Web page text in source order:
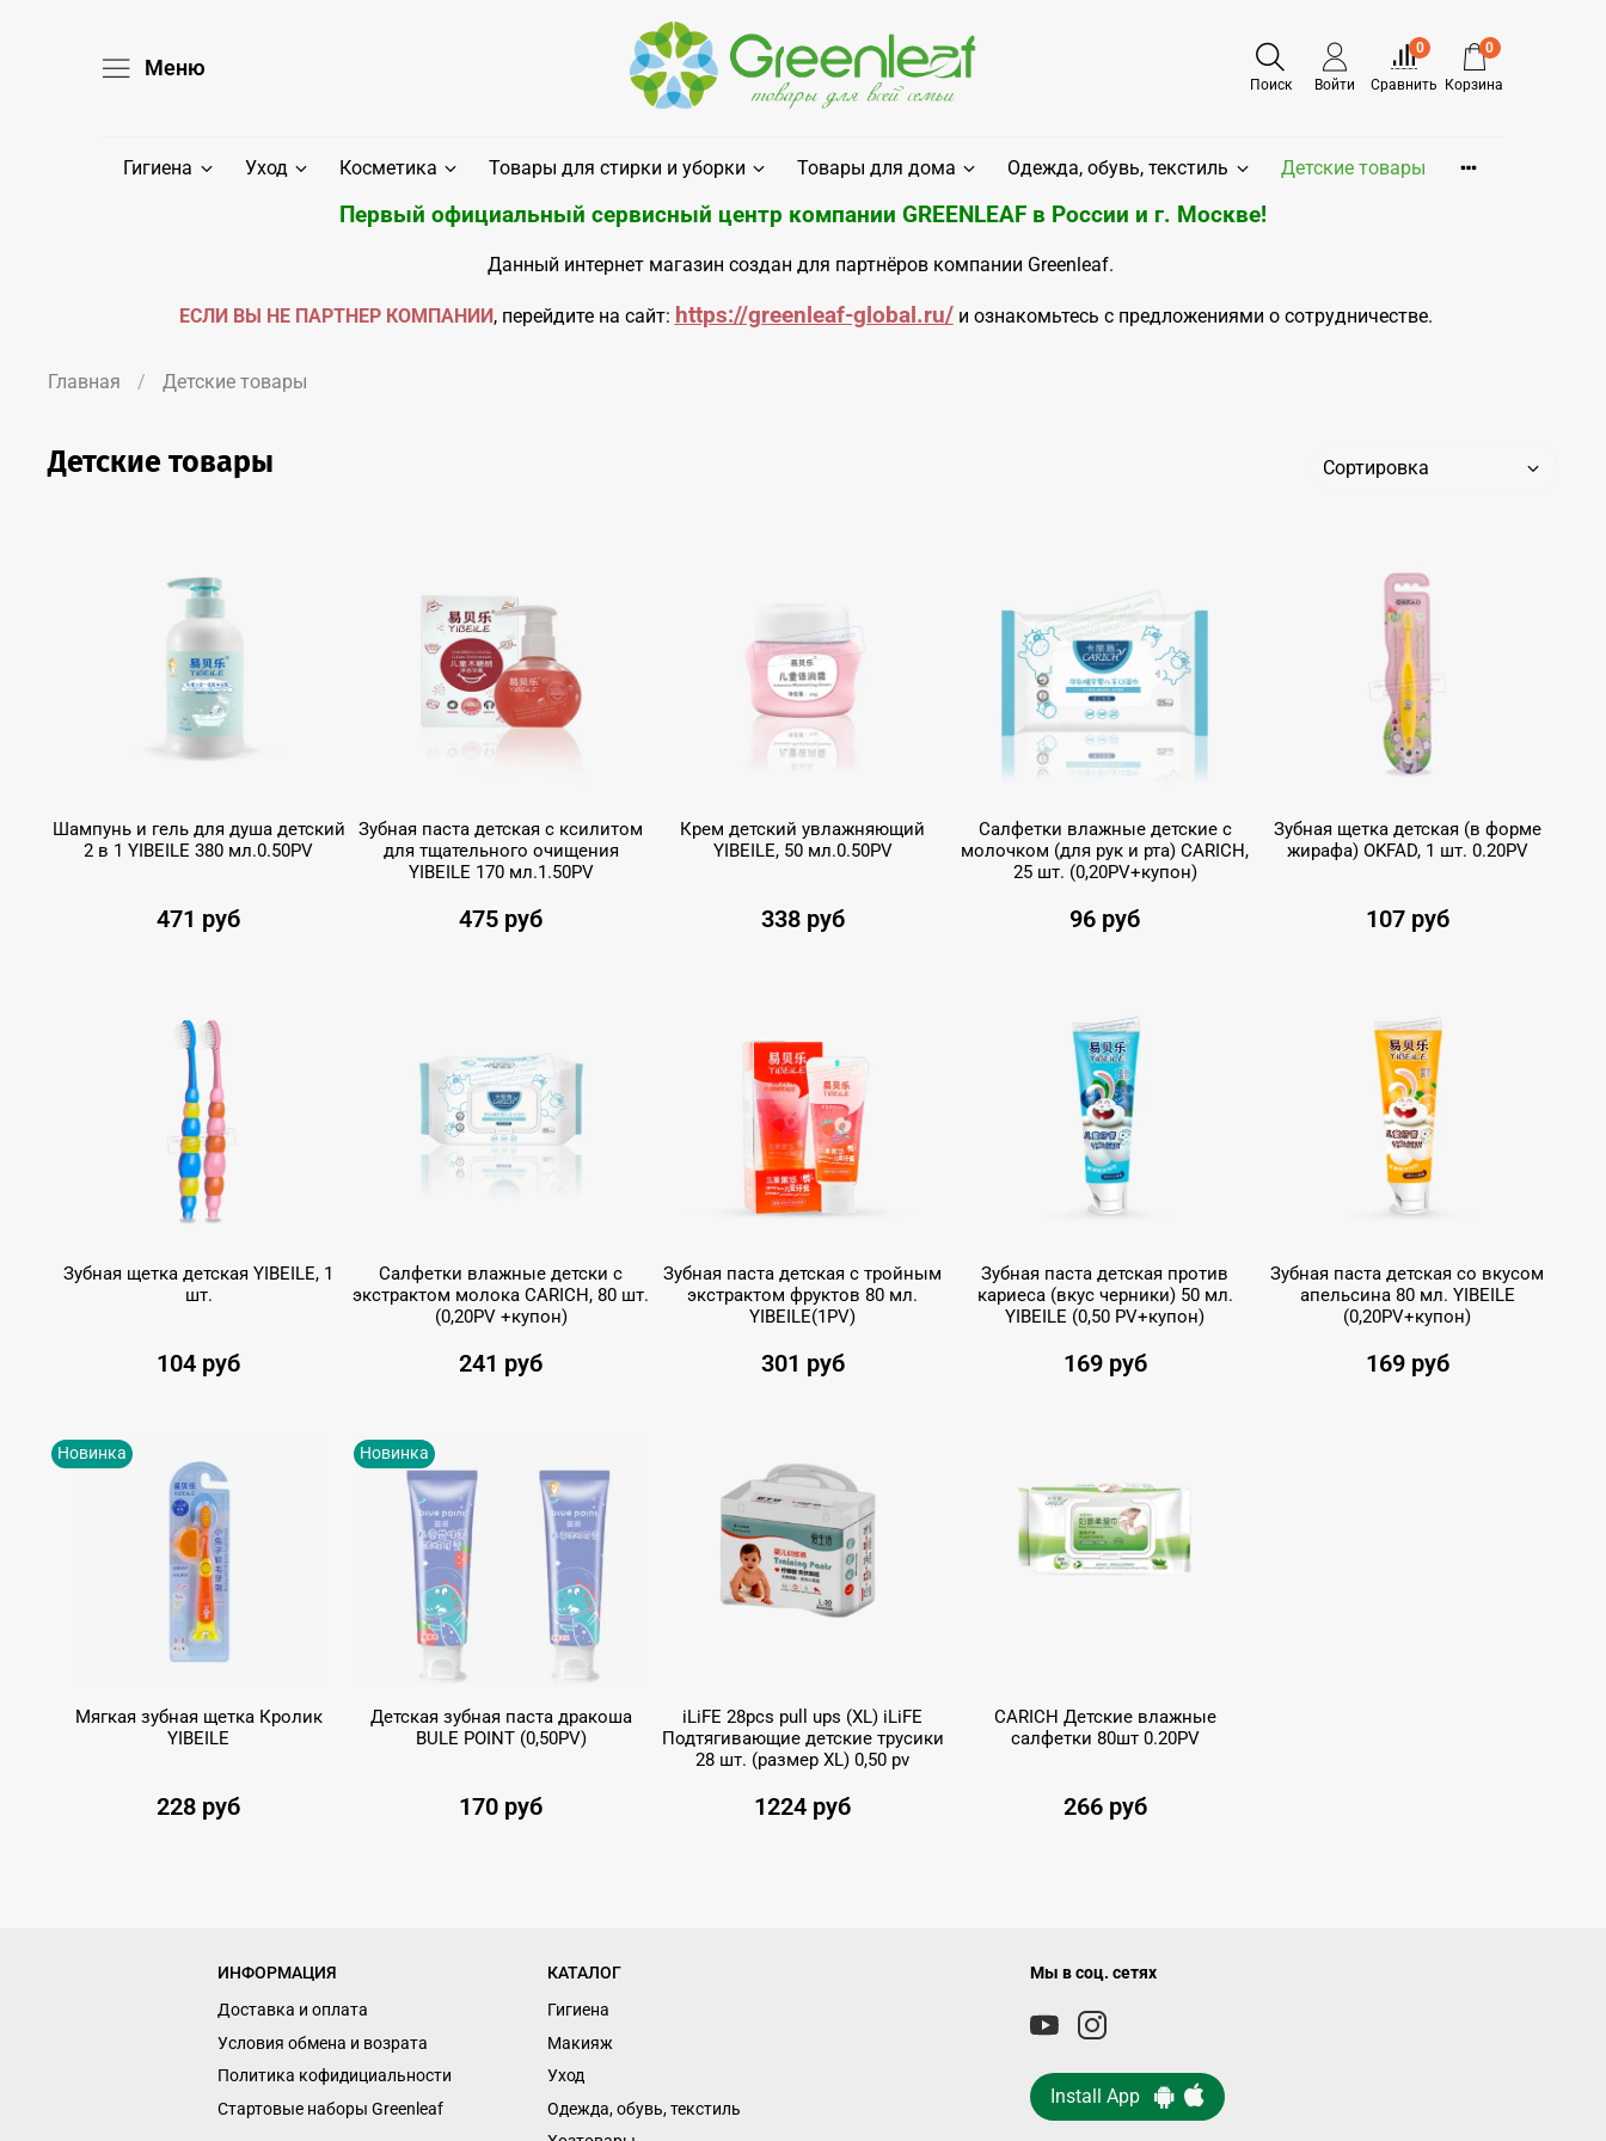
Меню
Поиск Войти
0
Сравнить
0
Корзина
Гигиена Уход Косметика Товары для стирки и уборки Товары для дома Одежда, обувь, текстиль Детские товары
Первый официальный сервисный центр компании GREENLEAF в России и г. Москве!
Данный интернет магазин создан для партнёров компании Greenleaf.
ЕСЛИ ВЫ НЕ ПАРТНЕР КОМПАНИИ , перейдите на сайт: https://greenleaf-global.ru/ и ознакомьтесь с предложениями о сотрудничестве.
Главная Детские товары
Детские товары
Шампунь и гель для душа детский
2 в 1 YIBEILE 380 мл.0.50PV
471 руб
Зубная паста детская с ксилитом
для тщательного очищения
YIBEILE 170 мл.1.50PV
475 руб
Крем детский увлажняющий
YIBEILE, 50 мл.0.50PV
338 руб
Салфетки влажные детские с
молочком (для рук и рта) CARICH,
25 шт. (0,20PV+купон)
96 руб
Зубная щетка детская (в форме
жирафа) OKFAD, 1 шт. 0.20PV
107 руб
Зубная щетка детская YIBEILE, 1
шт.
104 руб
Салфетки влажные детски с
экстрактом молока CARICH, 80 шт.
(0,20PV +купон)
241 руб
Зубная паста детская с тройным
экстрактом фруктов 80 мл.
YIBEILE(1PV)
301 руб
Зубная паста детская против
кариеса (вкус черники) 50 мл.
YIBEILE (0,50 PV+купон)
169 руб
Зубная паста детская со вкусом
апельсина 80 мл. YIBEILE
(0,20PV+купон)
169 руб
Новинка
Мягкая зубная щетка Кролик
YIBEILE
228 руб
Новинка
Детская зубная паста дракоша
BULE POINT (0,50PV)
170 руб
iLiFE 28pcs pull ups (XL) iLiFE
Подтягивающие детские трусики
28 шт. (размер ХL) 0,50 pv
1224 руб
CARICH Детские влажные
салфетки 80шт 0.20PV
266 руб
ИНФОРМАЦИЯ
Доставка и оплата
Условия обмена и возрата
Политика кофидициальности
Стартовые наборы Greenleaf
КАТАЛОГ
Гигиена
Макияж
Уход
Одежда, обувь, текстиль
Мы в соц. сетях
Install App